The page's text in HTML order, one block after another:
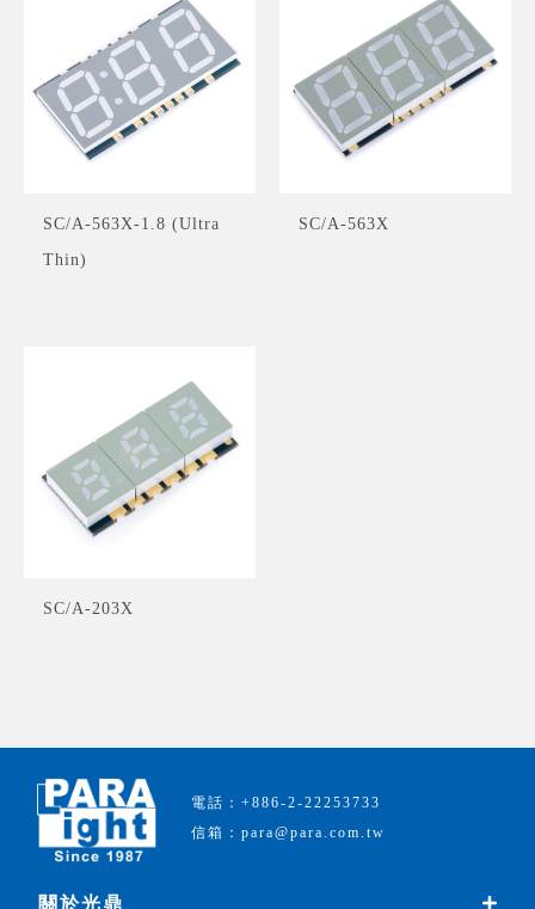
SC/A-563X-1.8 (Ultra
Thin)
SC/A-563X
SC/A-203X
電話：+886-2-22253733
信箱：para@para.com.tw
關於光鼎